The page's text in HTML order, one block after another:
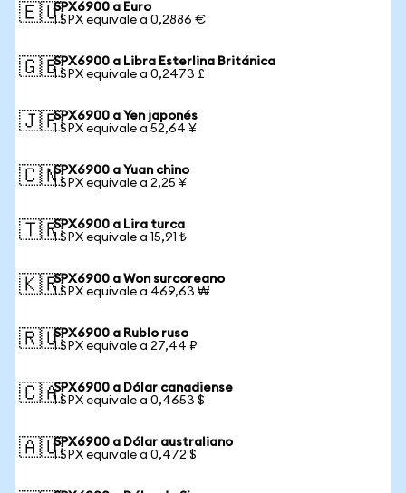
🇪🇺SPX6900 a Euro
1 SPX equivale a 0,2886 €
🇬🇧SPX6900 a Libra Esterlina Británica
1 SPX equivale a 0,2473 £
🇯🇵SPX6900 a Yen japonés
1 SPX equivale a 52,64 ¥
🇨🇳SPX6900 a Yuan chino
1 SPX equivale a 2,25 ¥
🇹🇷SPX6900 a Lira turca
1 SPX equivale a 15,91 ₺
🇰🇷SPX6900 a Won surcoreano
1 SPX equivale a 469,63 ₩
🇷🇺SPX6900 a Rublo ruso
1 SPX equivale a 27,44 ₽
🇨🇦SPX6900 a Dólar canadiense
1 SPX equivale a 0,4653 $
🇦🇺SPX6900 a Dólar australiano
1 SPX equivale a 0,472 $